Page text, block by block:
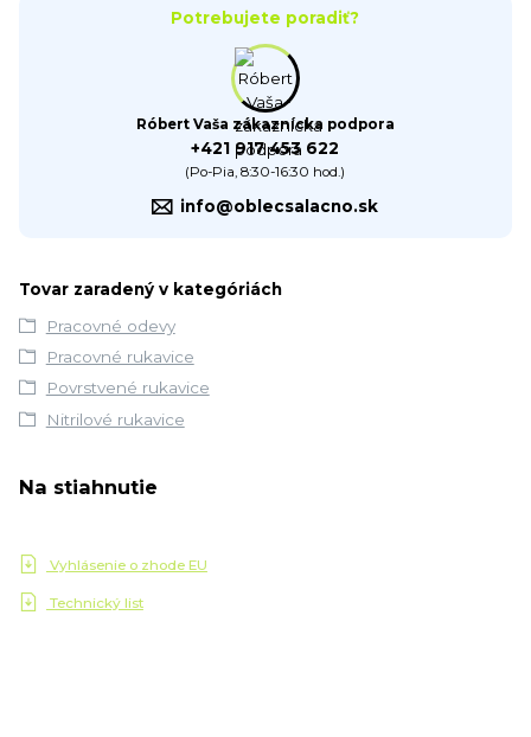
Potrebujete poradiť?
Róbert Vaša zákaznícka podpora
+421 917 453 622
(Po-Pia, 8:30-16:30 hod.)
info@oblecsalacno.sk
Tovar zaradený v kategóriách
Pracovné odevy
Pracovné rukavice
Povrstvené rukavice
Nitrilové rukavice
Na stiahnutie
Vyhlásenie o zhode EU
Technický list